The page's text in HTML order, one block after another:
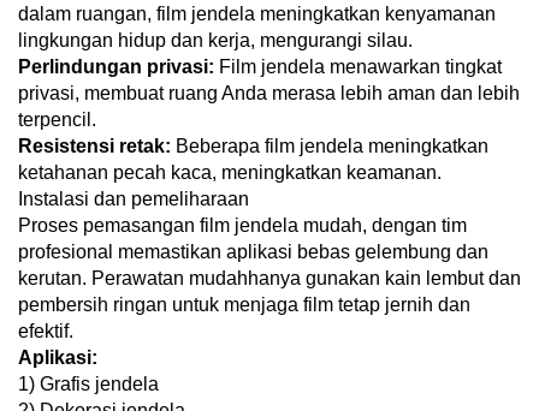
dalam ruangan, film jendela meningkatkan kenyamanan
lingkungan hidup dan kerja, mengurangi silau.
Perlindungan privasi: Film jendela menawarkan tingkat
privasi, membuat ruang Anda merasa lebih aman dan lebih
terpencil.
Resistensi retak: Beberapa film jendela meningkatkan
ketahanan pecah kaca, meningkatkan keamanan.
Instalasi dan pemeliharaan
Proses pemasangan film jendela mudah, dengan tim
profesional memastikan aplikasi bebas gelembung dan
kerutan. Perawatan mudahhanya gunakan kain lembut dan
pembersih ringan untuk menjaga film tetap jernih dan
efektif.
Aplikasi:
1) Grafis jendela